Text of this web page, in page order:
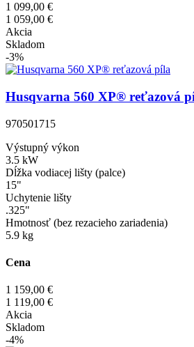
1 099,00 €
1 059,00 €
Akcia
Skladom
-3%
Husqvarna 560 XP® reťazová
970501715
Výstupný výkon
3.5 kW
Dĺžka vodiacej lišty (palce)
15"
Uchytenie lišty
.325"
Hmotnosť (bez rezacieho zariadenia)
5.9 kg
Cena
1 159,00 €
1 119,00 €
Akcia
Skladom
-4%